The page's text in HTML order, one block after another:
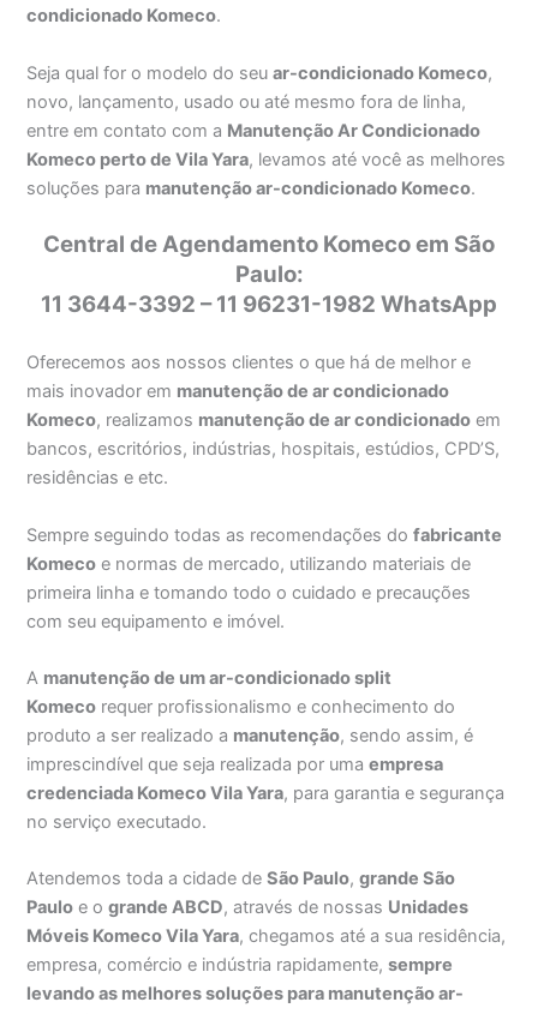
condicionado Komeco.
Seja qual for o modelo do seuar-condicionado Komeco,
novo, lançamento, usado ou até mesmo fora de linha,
entre em contato com a Manutenção Ar Condicionado
Komeco perto de Vila Yara, levamos até você as melhores
soluções para manutenção ar-condicionado Komeco.
Central de Agendamento Komeco em São
Paulo:
11 3644-3392 – 11 96231-1982 WhatsApp
Oferecemos aos nossos clientes o que há de melhor e
mais inovador em manutenção de ar condicionado
Komeco, realizamos manutenção de ar condicionado em
bancos, escritórios, indústrias, hospitais, estúdios, CPD’S,
residências e etc.
Sempre seguindo todas as recomendações dofabricante
Komeco e normas de mercado, utilizando materiais de
primeira linha e tomando todo o cuidado e precauções
com seu equipamento e imóvel.
A manutenção de um ar-condicionado split
Komeco requer profissionalismo e conhecimento do
produto a ser realizado a manutenção, sendo assim, é
imprescindível que seja realizada por umaempresa
credenciada Komeco Vila Yara, para garantia e segurança
no serviço executado.
Atendemos toda a cidade deSão Paulo,grande São
Paulo e ogrande ABCD, através de nossas Unidades
Móveis Komeco Vila Yara, chegamos até a sua residência,
empresa, comércio e indústria rapidamente,sempre
levando as melhores soluções para manutenção ar-